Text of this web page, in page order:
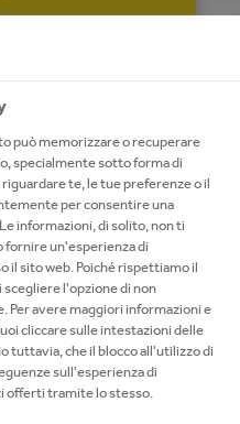
Added Sugar is a
extraordinary lemon
di Siracusa
può memorizzare o recuperare
specialmente sotto forma di
te, le tue preferenze o il
per consentire una
informazioni, di solito, non ti
fornire un'esperienza di
il sito web. Poiché rispettiamo il
l'opzione di non
Per avere maggiori informazioni e
cliccare sulle intestazioni delle
tuttavia, che il blocco all'utilizzo di
sull'esperienza di
offerti tramite lo stesso.